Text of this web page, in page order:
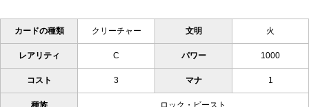
カードの種類 クリーチャー 文明 火
レアリティ C パワー 1000
コスト 3 マナ 1
種族 ロック・ビースト